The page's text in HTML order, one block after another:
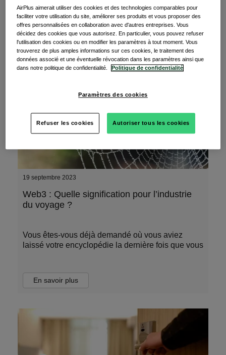
La façon dont nous voyageons est en pleine
évolution. Toujoursà l'affût des dernières
tendances en
En savoir plus
19 septembre 2023
Web3 : Quelle signification pour l’industrie
du voyage ?
Vous êtes-vous déjà demandé où vous aviez
laissé votre encyclopédie la dernière fois que vous
En savoir plus
AirPlus aimerait utiliser des cookies et des technologies comparables pour
faciliter votre utilisation du site, améliorer ses produits et vous proposer des
offres personnalisées en collaboration avec d'autres entreprises. Vous
décidez des cookies que vous autorisez. En particulier, vous pouvez refuser
l'utilisation des cookies ou en modifier les paramètres à tout moment. Vous
trouverez de plus amples informations sur ces cookies, le traitement des
données associé et une éventuelle révocation dans les paramètres ainsi que
dans notre politique de confidentialité.
Politique de confidentialité
Paramètres des cookies
Refuser les cookies Autoriser tous les cookies